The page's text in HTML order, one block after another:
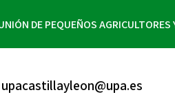
DE PEQUEÑOS
upacastillayleon@upa.es